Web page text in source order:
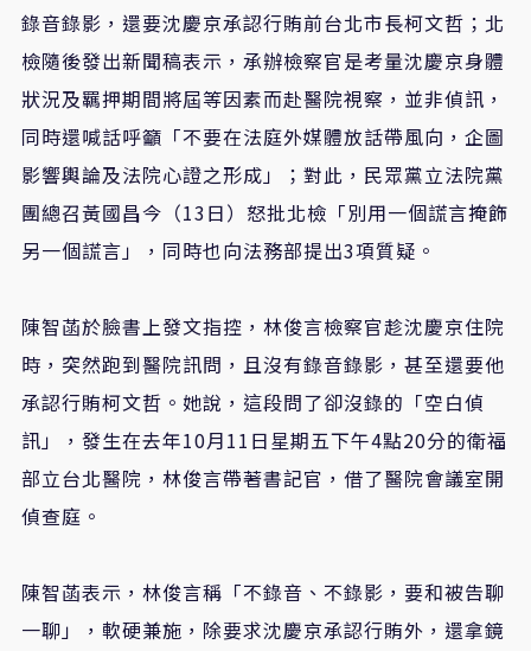
錄音錄影，還要沈慶京承認行賄前台北市長柯文哲；北
檢隨後發出新聞稿表示，承辦檢察官是考量沈慶京身體
狀況及羈押期間將屆等因素而赴醫院視察，並非偵訊，
同時還喊話呼籲「不要在法庭外媒體放話帶風向，企圖
影響輿論及法院心證之形成」；對此，民眾黨立法院黨
團總召黃國昌今（13日）怒批北檢「別用一個謊言掩飾
另一個謊言」，同時也向法務部提出3項質疑。
陳智菡於臉書上發文指控，林俊言檢察官趁沈慶京住院
時，突然跑到醫院訊問，且沒有錄音錄影，甚至還要他
承認行賄柯文哲。她說，這段問了卻沒錄的「空白偵
訊」，發生在去年10月11日星期五下午4點20分的衛福
部立台北醫院，林俊言帶著書記官，借了醫院會議室開
偵查庭。
陳智菡表示，林俊言稱「不錄音、不錄影，要和被告聊
一聊」，軟硬兼施，除要求沈慶京承認行賄外，還拿鏡